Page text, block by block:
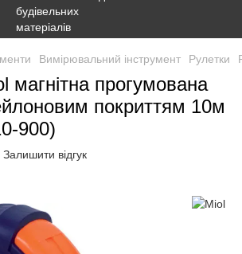
Вимірювальний інструмент Рулетки
магнітна прогумована
покриттям 10м
900)
Залишити відгук